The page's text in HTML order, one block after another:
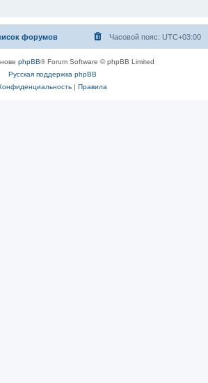
форумов Часовой пояс: UTC+03:00
phpBB® Forum Software © phpBB Limited
Русская поддержка phpBB
| Правила